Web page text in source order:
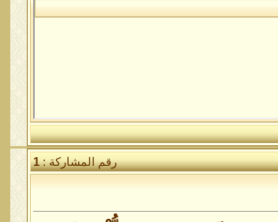
رقم المشاركة :1